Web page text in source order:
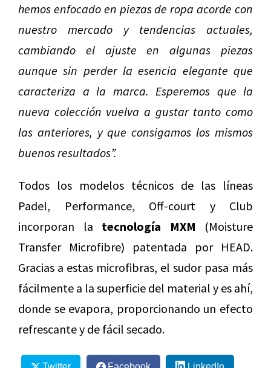
hemos enfocado en piezas de ropa acorde con
nuestro mercado y tendencias actuales,
cambiando el ajuste en algunas piezas
aunque sin perder la esencia elegante que
caracteriza a la marca. Esperemos que la
nueva colección vuelva a gustar tanto como
las anteriores, y que consigamos los mismos
buenos resultados”.
Todos los modelos técnicos de las líneas
Padel, Performance, Off-court y Club
incorporan la tecnología MXM (Moisture
Transfer Microfibre) patentada por HEAD.
Gracias a estas microfibras, el sudor pasa más
fácilmente a la superficie del material y es ahí,
donde se evapora, proporcionando un efecto
refrescante y de fácil secado.